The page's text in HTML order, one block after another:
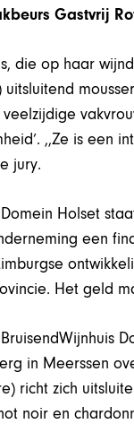
Gastvrij
die op haar
uitsluitend
,,Ze is een
jury.
Holset
een
Het geld
in Meerssen
richt zich
noir en